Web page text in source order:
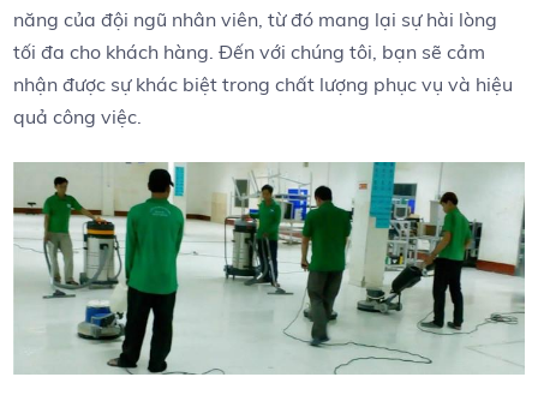
năng của đội ngũ nhân viên, từ⁤ đó ⁤mang lại sự ⁢hài lòng
⁣tối‍ đa cho khách hàng. Đến với chúng tôi, bạn sẽ cảm
⁤nhận được ⁤sự ​khác biệt ‍trong chất lượng phục vụ và hiệu
quả⁤ công việc.